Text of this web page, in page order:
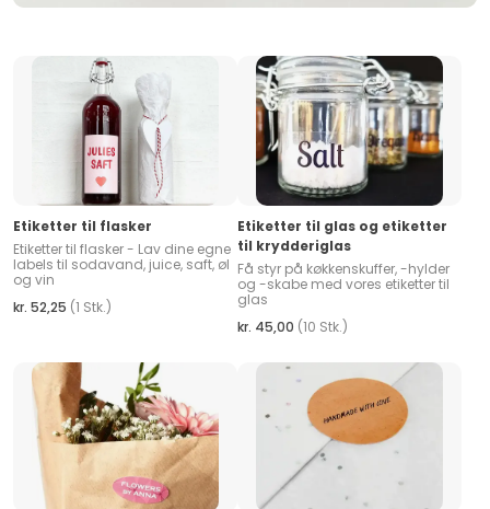
Etiketter til flasker
Etiketter til flasker - Lav dine egne
labels til sodavand, juice, saft, øl
og vin
kr. 52,25 (1 Stk.)
Etiketter til glas og etiketter
til krydderiglas
Få styr på køkkenskuffer, -hylder
og -skabe med vores etiketter til
glas
kr. 45,00 (10 Stk.)